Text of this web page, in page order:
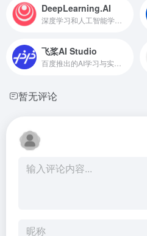
DeepLearning.AI
飞桨AI Studio
暂无评论